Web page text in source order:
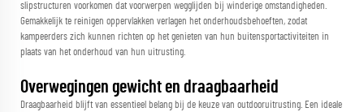
slipstructuren voorkomen dat voorwerpen wegglijden bij winderige omstandigheden.
Gemakkelijk te reinigen oppervlakken verlagen het onderhoudsbehoeften, zodat
kampeerders zich kunnen richten op het genieten van hun buitensportactiviteiten in
plaats van het onderhoud van hun uitrusting.
Overwegingen gewicht en draagbaarheid
Draagbaarheid blijft van essentieel belang bij de keuze van outdooruitrusting. Een ideale